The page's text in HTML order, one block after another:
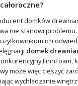
domków
nie stanowi
ich
domek
może więc cieszyć
wychładzanie